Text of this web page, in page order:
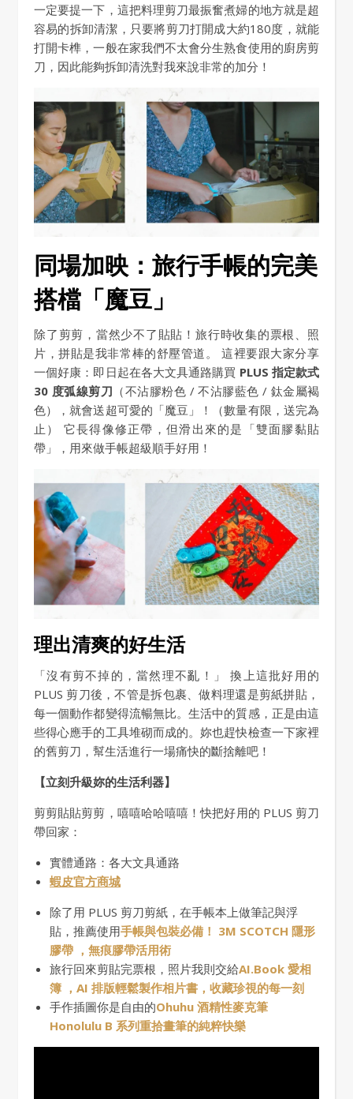
一定要提一下，這把料理剪刀最振奮煮婦的地方就是超
容易的拆卸清潔，只要將剪刀打開成大約180度，就能
打開卡榫，一般在家我們不太會分生熟食使用的廚房剪
刀，因此能夠拆卸清洗對我來說非常的加分！
同場加映：旅行手帳的完美
搭檔「魔豆」
除了剪剪，當然少不了貼貼！旅行時收集的票根、照
片，拼貼是我非常棒的舒壓管道。 這裡要跟大家分享
一個好康：即日起在各大文具通路購買 PLUS 指定款式
30 度弧線剪刀 （不沾膠粉色 / 不沾膠藍色 / 鈦金屬褐
色），就會送超可愛的「魔豆」！（數量有限，送完為
止） 它長得像修正帶，但滑出來的是「雙面膠黏貼
帶」，用來做手帳超級順手好用！
理出清爽的好生活
「沒有剪不掉的，當然理不亂！」 換上這批好用的
PLUS 剪刀後，不管是拆包裹、做料理還是剪紙拼貼，
每一個動作都變得流暢無比。生活中的質感，正是由這
些得心應手的工具堆砌而成的。妳也趕快檢查一下家裡
的舊剪刀，幫生活進行一場痛快的斷捨離吧！
【立刻升級妳的生活利器】
剪剪貼貼剪剪，嘻嘻哈哈嘻嘻！快把好用的 PLUS 剪刀
帶回家：
實體通路：各大文具通路
蝦皮官方商城
除了用 PLUS 剪刀剪紙，在手帳本上做筆記與浮
貼，推薦使用手帳與包裝必備！ 3M SCOTCH 隱形
膠帶 ，無痕膠帶活用術
旅行回來剪貼完票根，照片我則交給AI.Book 愛相
簿 ，AI 排版輕鬆製作相片書，收藏珍視的每一刻
手作插圖你是自由的Ohuhu 酒精性麥克筆
Honolulu B 系列重拾畫筆的純粹快樂